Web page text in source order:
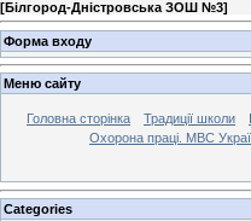
[Білгород-Дністровська ЗОШ №3]
Форма входу
Меню сайту
Головна сторінка Традиції школи
Охорона праці. МВС
Categories